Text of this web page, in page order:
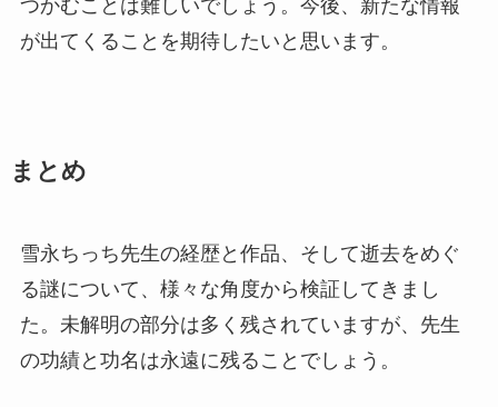
つかむことは難しいでしょう。今後、新たな情報
が出てくることを期待したいと思います。
まとめ
雪永ちっち先生の経歴と作品、そして逝去をめぐ
る謎について、様々な角度から検証してきまし
た。未解明の部分は多く残されていますが、先生
の功績と功名は永遠に残ることでしょう。